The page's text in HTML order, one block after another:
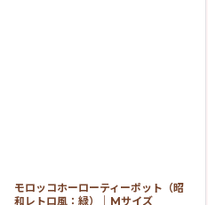
モロッコホーローティーポット（昭
和レトロ風：緑）｜Mサイズ